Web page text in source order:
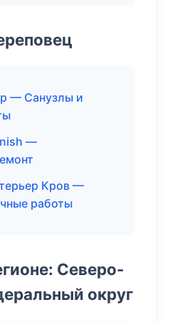
— Санузлы и
—
Кров —
работы
Северо-
округ